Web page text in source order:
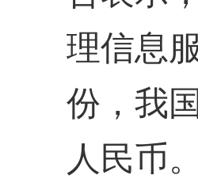
理信息
份，我
人民币